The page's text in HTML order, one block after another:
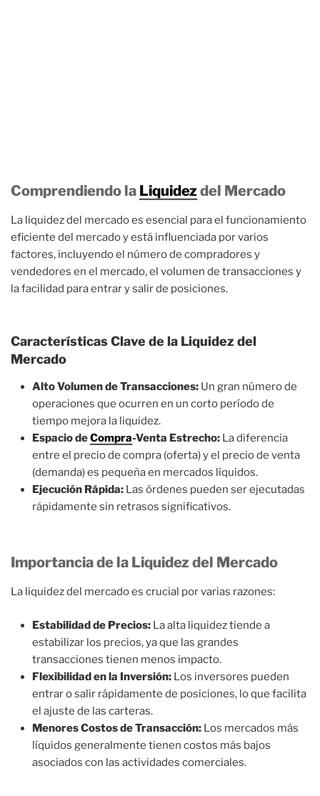
Comprendiendo la Liquidezdel Mercado
La liquidez del mercado es esencial para el funcionamiento
eficiente del mercado y está influenciada por varios
factores, incluyendo el número de compradores y
vendedores en el mercado, el volumen de transacciones y
la facilidad para entrar y salir de posiciones.
Características Clave de la Liquidez del
Mercado
Alto Volumen de Transacciones: Un gran número de
operaciones que ocurren en un corto período de
tiempo mejora la liquidez.
Espacio deCompra-Venta Estrecho: La diferencia
entre el precio de compra (oferta) y el precio de venta
(demanda) es pequeña en mercados líquidos.
Ejecución Rápida: Las órdenes pueden ser ejecutadas
rápidamente sin retrasos significativos.
Importancia de la Liquidez del Mercado
La liquidez del mercado es crucial por varias razones:
Estabilidad de Precios: La alta liquidez tiende a
estabilizar los precios, ya que las grandes
transacciones tienen menos impacto.
Flexibilidad en la Inversión: Los inversores pueden
entrar o salir rápidamente de posiciones, lo que facilita
el ajuste de las carteras.
Menores Costos de Transacción: Los mercados más
líquidos generalmente tienen costos más bajos
asociados con las actividades comerciales.